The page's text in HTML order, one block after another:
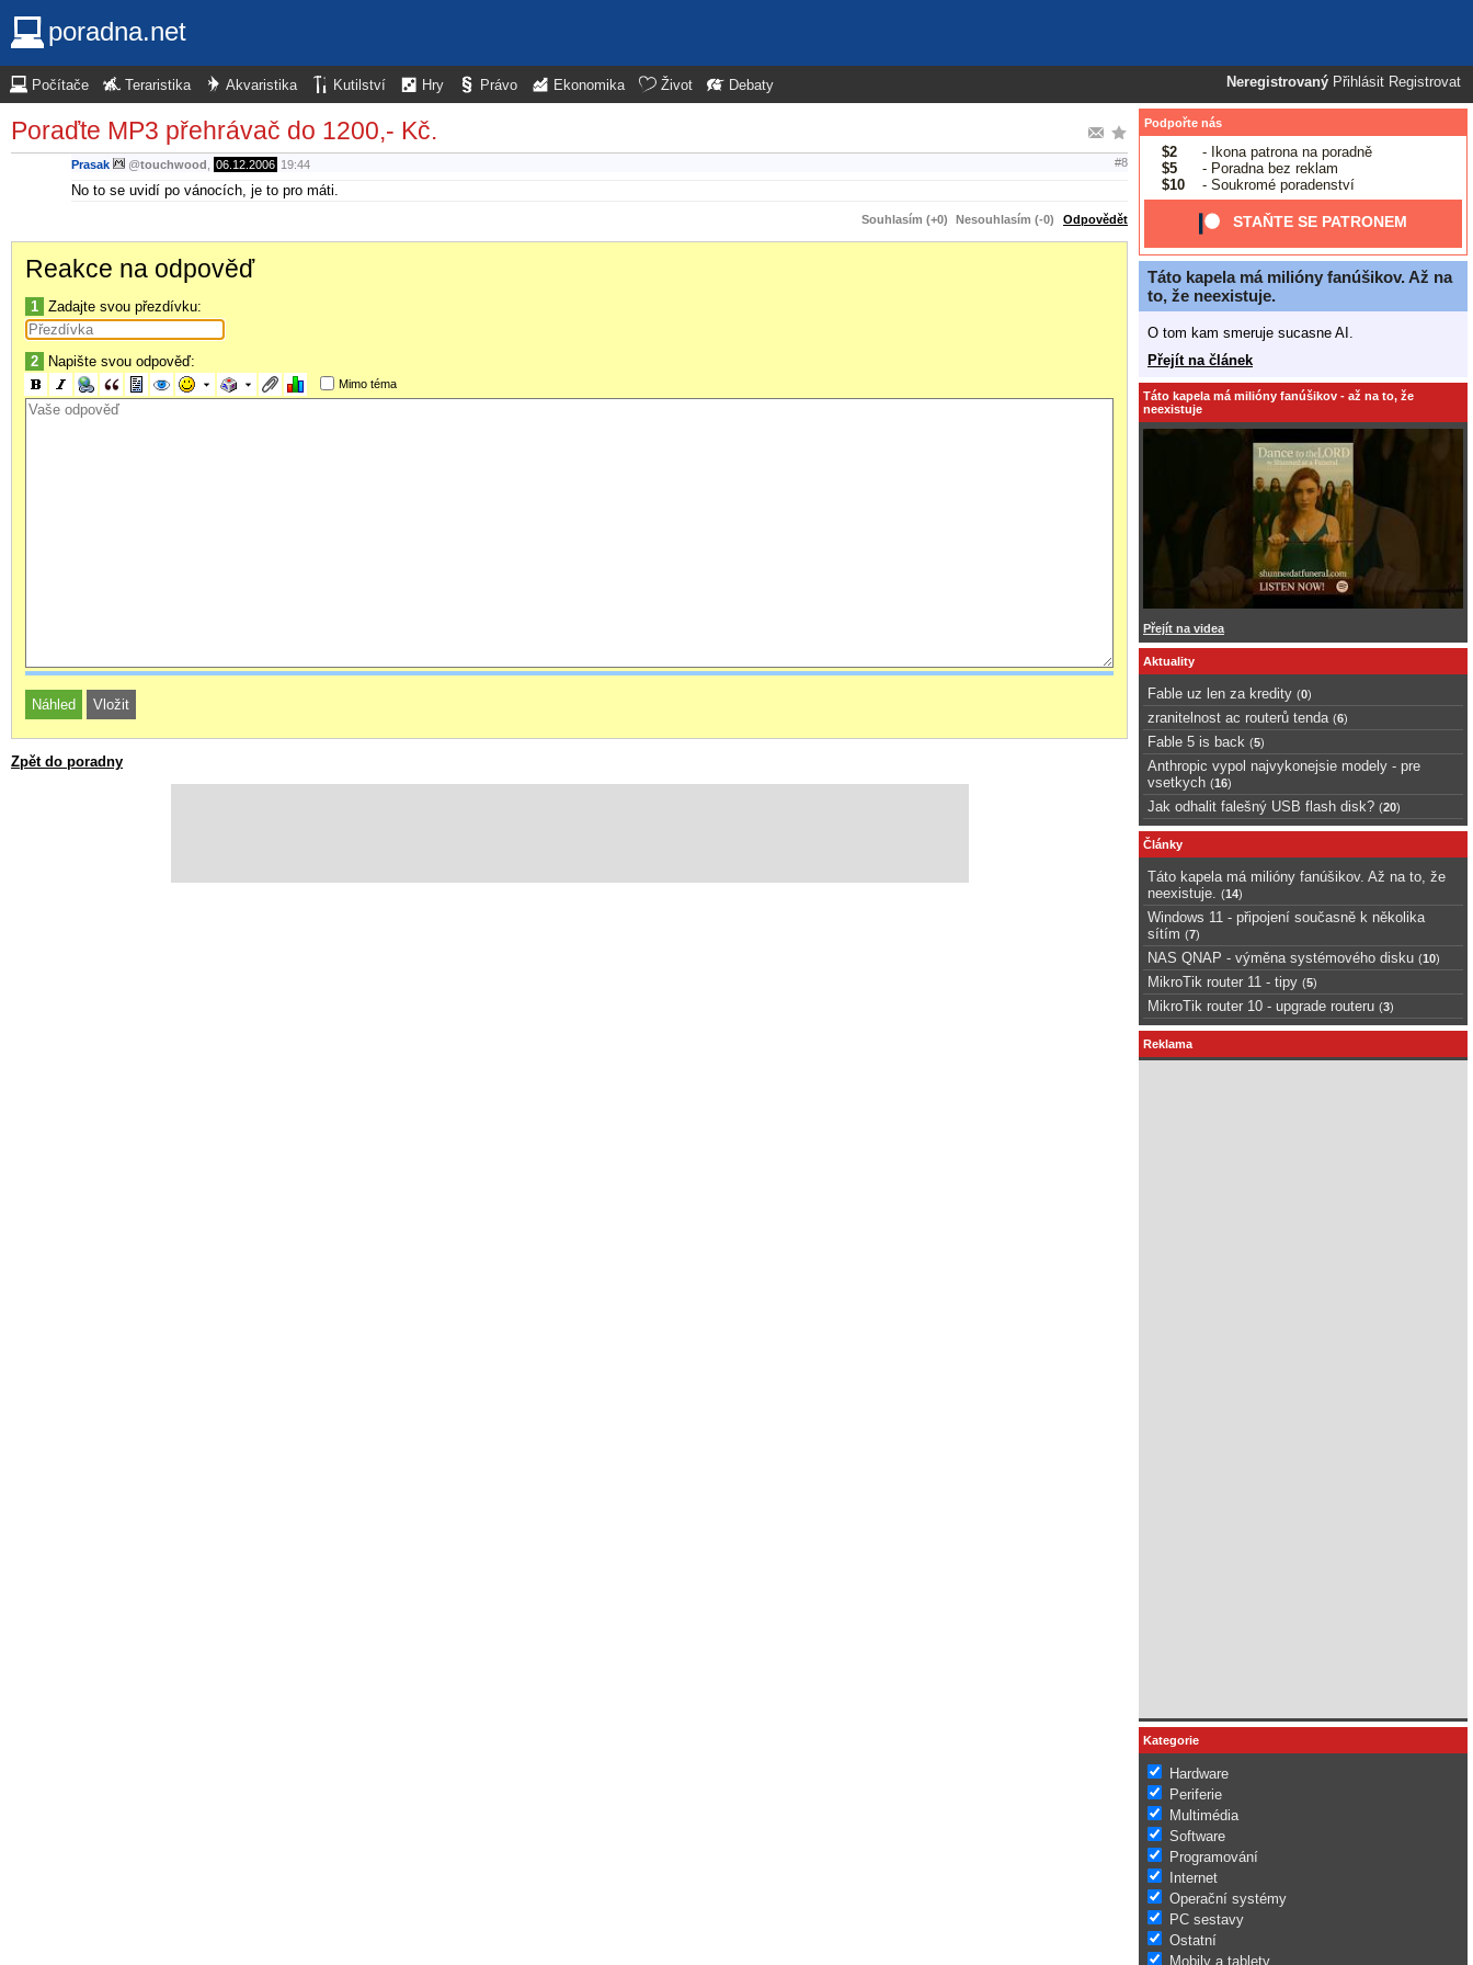
poradna.net
Neregistrovaný Přihlásit Registrovat
Počítače Teraristika Akvaristika Kutilství Hry Právo Ekonomika Život Debaty
Poraďte MP3 přehrávač do 1200,- Kč.
Prasak @touchwood 06.12.2006 19:44 #8
No to se uvidí po vánocích, je to pro máti.
Souhlasím (+0) Nesouhlasím (-0) Odpovědět
Reakce na odpověď
1 Zadajte svou přezdívku:
2 Napište svou odpověď:
Mimo téma
Zpět do poradny
Podpořte nás
$2
- Ikona patrona na poradně
$5
- Poradna bez reklam
$10
- Soukromé poradenství
STAŇTE SE PATRONEM
Táto kapela má milióny fanúšikov. Až na
to, že neexistuje.
O tom kam smeruje sucasne AI.
Přejít na článek
Táto kapela má milióny fanúšikov - až na to, že
neexistuje
Přejít na videa
Aktuality
Fable uz len za kredity (0)
zranitelnost ac routerů tenda (6)
Fable 5 is back (5)
Anthropic vypol najvykonejsie modely - pre
vsetkych (16)
Jak odhalit falešný USB flash disk? (20)
Články
Táto kapela má milióny fanúšikov. Až na to, že
neexistuje.
(14)
Windows 11 - připojení současně k několika
sítím (7)
NAS QNAP - výměna systémového disku (10)
MikroTik router 11 - tipy (5)
MikroTik router 10 - upgrade routeru (3)
Reklama
Kategorie
Hardware
Periferie
Multimédia
Software
Programování
Internet
Operační systémy
PC sestavy
Ostatní
Mobily a tablety